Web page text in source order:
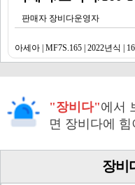
판매자 장비다운영자
아세아 | MF7S.165 | 2022년식 |
"장비다"에서
면 장비다에
장비